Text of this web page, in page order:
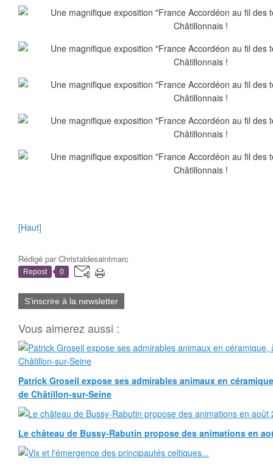
[Haut]
Rédigé parChristaldesaintmarc
Repost 0
S'inscrire à la newsletter
Vous aimerez aussi :
Patrick Groseil expose ses admirables animaux en
de Châtillon-sur-Seine
Le château de Bussy-Rabutin propose des animations en